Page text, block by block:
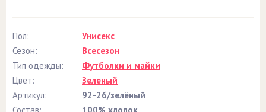
Пол:
Унисекс
Сезон:
Всесезон
Тип одежды:
Футболки и майки
Цвет:
Зеленый
Артикул:
92-26/зелёный